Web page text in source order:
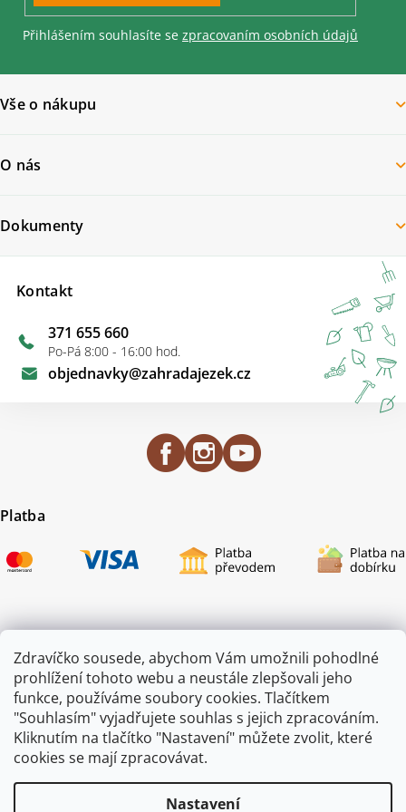
Zdravíčko sousede, abychom Vám umožnili pohodlné
prohlížení tohoto webu a neustále zlepšovali jeho
funkce, používáme soubory cookies. Tlačítkem
"Souhlasím" vyjadřujete souhlas s jejich zpracováním.
Kliknutím na tlačítko "Nastavení" můžete zvolit, které
cookies se mají zpracovávat.
Nastavení
Přihlášením souhlasíte se zpracovaním osobních údajů
Vše o nákupu
O nás
Kontakt
objednavky@zahradajezek.cz
371 655 660
Po-Pá 8:00 - 16:00 hod.
Dokumenty
Platba